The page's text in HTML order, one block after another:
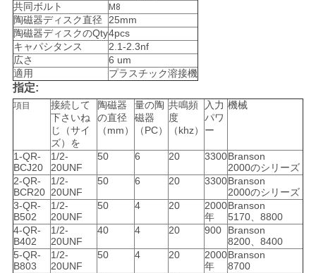
見
積
も
り
依
頼
す
る
共同ボルト
M8
陶磁器ディスク直径 25mm
陶磁器ディスクのQty4pcs
キャパシタンス
2.1-2.3nf
広さ
6 um
適用
プラスチック溶接機
指定:
項目
接続して
下さいね
じ（サイ
ズ）を
陶磁器
の直径
（mm）
量の陶
磁器
（PC）
共鳴頻
度
（khz）
入力
パワ
ー
機械
1-QR-
BCJ20
1/2-
20UNF
50 6 20 3300Branson
2000のシリーズ
2-QR-
BCR20
1/2-
20UNF
50 6 20 3300Branson
2000のシリーズ
3-QR-
B502
1/2-
20UNF
50 4 20
2000
年
Branson
5170、8800
4-QR-
B402
1/2-
20UNF
40 4 20 900
Branson
8200、8400
5-QR-
B803
1/2-
20UNF
50 4 20
2000
年
Branson
8700